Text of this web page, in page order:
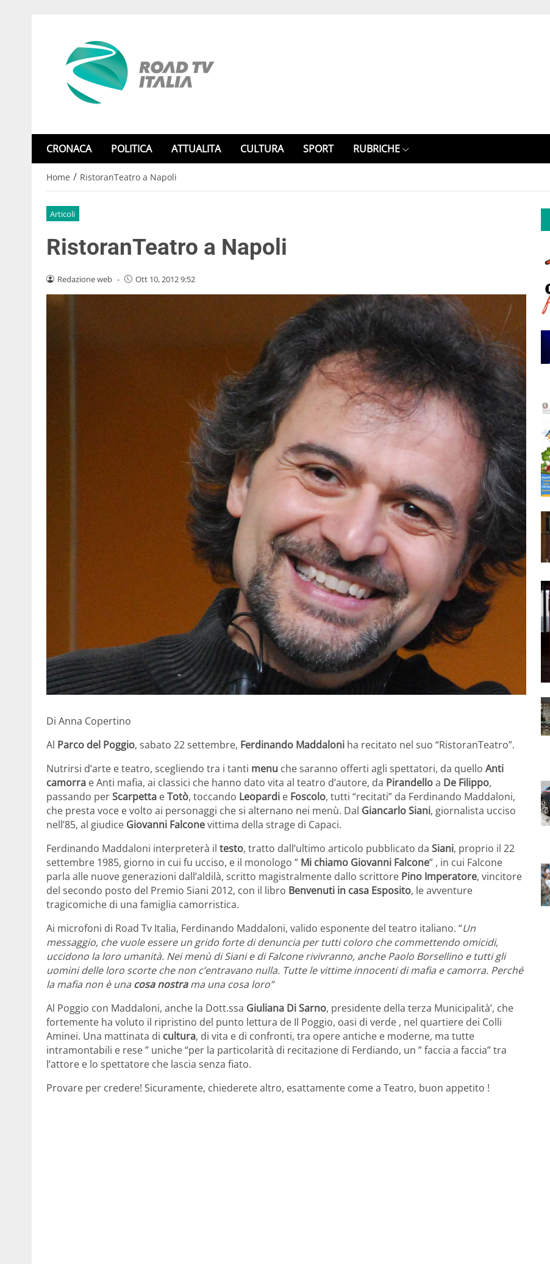
CRONACA POLITICA ATTUALITA CULTURA SPORT RUBRICHE
Home / RistoranTeatro a Napoli
Articoli
RistoranTeatro a Napoli
Redazione web - Ott 10, 2012 9:52
Di Anna Copertino
Al Parco del Poggio, sabato 22 settembre, Ferdinando Maddaloni ha recitato nel suo “RistoranTeatro”.
Nutrirsi d’arte e teatro, scegliendo tra i tanti menu che saranno offerti agli spettatori, da quello Anti
camorra e Anti mafia, ai classici che hanno dato vita al teatro d’autore, da Pirandelloa De Filippo,
passando perScarpetta eTotò, toccando Leopardi e Foscolo, tutti “recitati” da Ferdinando Maddaloni,
che presta voce e volto ai personaggi che si alternano nei menù. Dal Giancarlo Siani, giornalista ucciso
nell’85, al giudice Giovanni Falconevittima della strage di Capaci.
Ferdinando Maddaloni interpreterà il testo, tratto dall’ultimo articolo pubblicato da Siani, proprio il 22
settembre 1985, giorno in cui fu ucciso, e il monologo ” Mi chiamo Giovanni Falcone” , in cui Falcone
parla alle nuove generazioni dall’aldilà, scritto magistralmente dallo scrittore Pino Imperatore, vincitore
del secondo posto del Premio Siani 2012, con il libro Benvenuti in casa Esposito, le avventure
tragicomiche di una famiglia camorristica.
Ai microfoni di Road Tv Italia, Ferdinando Maddaloni, valido esponente del teatro italiano. “Un
messaggio, che vuole essere un grido forte di denuncia per tutti coloro che commettendo omicidi,
uccidono la loro umanità. Nei menù di Siani e di Falcone rivivranno, anche Paolo Borsellino e tutti gli
uomini delle loro scorte che non c’entravano nulla. Tutte le vittime innocenti di mafia e camorra. Perché
la mafia non è una cosa nostrama una cosa loro”
Al Poggio con Maddaloni, anche la Dott.ssa Giuliana Di Sarno, presidente della terza Municipalità’, che
fortemente ha voluto il ripristino del punto lettura de Il Poggio, oasi di verde , nel quartiere dei Colli
Aminei. Una mattinata di cultura, di vita e di confronti, tra opere antiche e moderne, ma tutte
intramontabili e rese ” uniche “per la particolarità di recitazione di Ferdiando, un ” faccia a faccia” tra
l’attore e lo spettatore che lascia senza fiato.
Provare per credere! Sicuramente, chiederete altro, esattamente come a Teatro, buon appetito !